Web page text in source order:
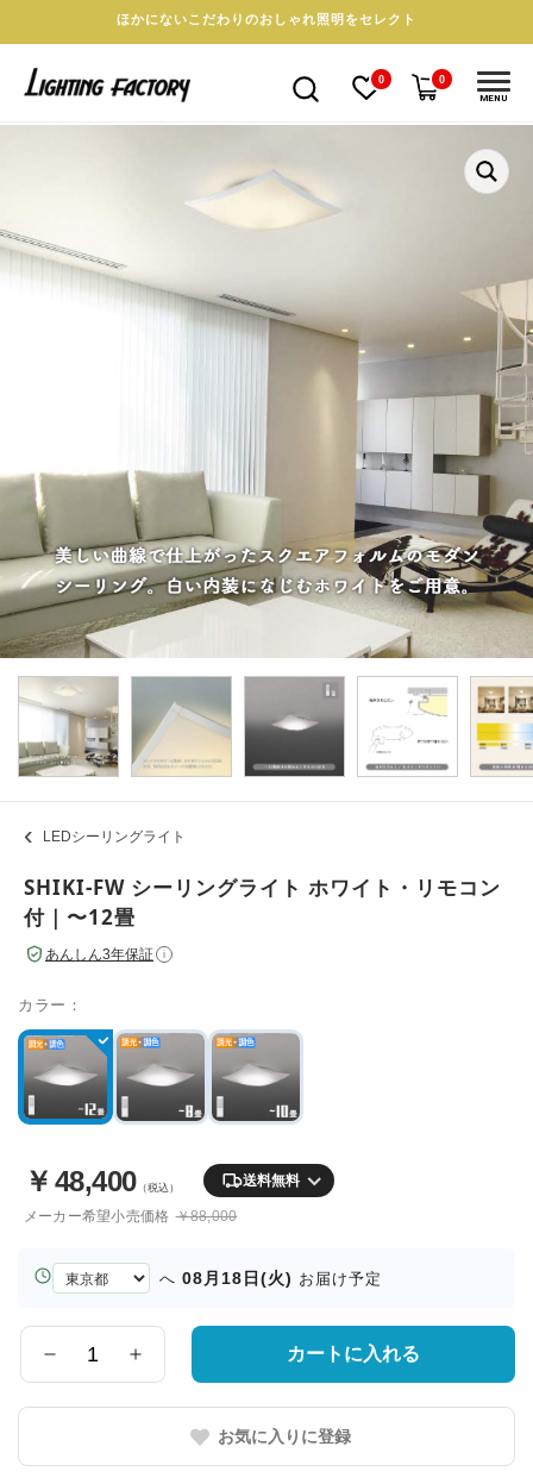
ほかにないこだわりのおしゃれ照明をセレクト
0 0
MENU
LEDシーリングライト
SHIKI-FW シーリングライト ホワイト・リモコン
付｜〜12畳
あんしん3年保証 i
カラー：
￥ 48,400（税込） 送料無料
メーカー希望小売価格 ￥88,000
お
届
県
へ 08月18日(火) お届け予定
量
カートに入れる
お気に入りに登録